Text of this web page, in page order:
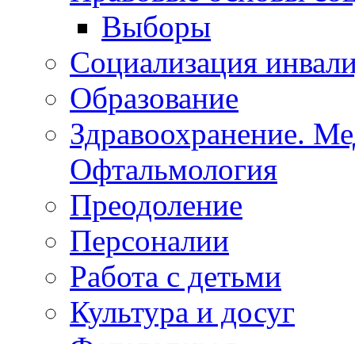
Выборы
Социализация
Образование
Здравоохранение.
Офтальмология
Преодоление
Персоналии
Работа с детьми
Культура и досуг